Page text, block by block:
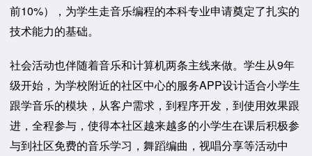
前10%），为学生走音乐编程的本科专业申请奠定了扎实的
技术能力的基础。
社会活动也伴随着音乐和计算机两条主线来做。学生从9年
级开始，为学校附近的社区中心的服务APP设计适合小学生
跟学音乐的模块，从客户需求，到程序开发，到使用效果跟
进，全程参与，使得本社区越来越多的小学生在课后积极参
与到社区免费的音乐学习，舞蹈编曲，视唱分享等活动中